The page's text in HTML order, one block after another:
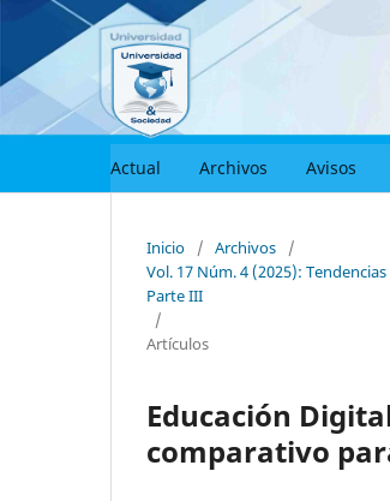
Actual Archivos Avisos
Inicio / Archivos
/
Vol. 17 Núm. 4 (2025):
Parte III
/
Artículos
Educación
comparativo